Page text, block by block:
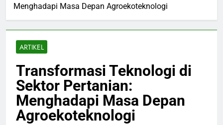
Menghadapi Masa Depan Agroekoteknologi
ARTIKEL
Transformasi Teknologi di
Sektor Pertanian:
Menghadapi Masa Depan
Agroekoteknologi